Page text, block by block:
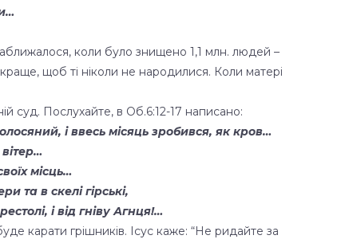
коли було знищено 1,1 млн. людей –
щоб ті ніколи не народилися. Коли матері
суд. Послухайте, в Об.6:12-17 написано:
і ввесь місяць зробився, як кров…
місць…
та в скелі гірські,
і від гніву Агнця!…
карати грішників. Ісус каже: “Не ридайте за